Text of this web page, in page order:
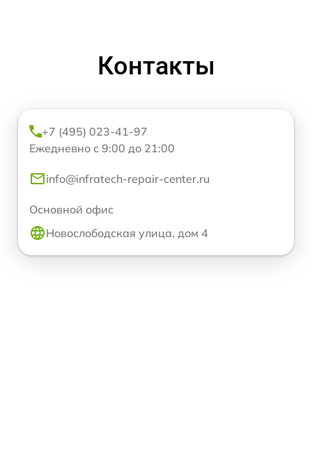
Контакты
+7 (495) 023-41-97
Ежедневно с 9:00 до 21:00
info@infratech-repair-center.ru
Основной офис
Новослободская улица, дом 4